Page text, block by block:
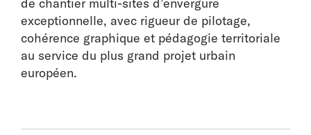
exceptionnelle, avec rigueur de pilotage,
cohérence graphique et pédagogie territoriale
au service du plus grand projet urbain
européen.